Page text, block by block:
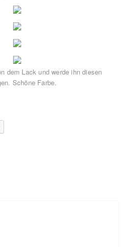
dem Lack und werde ihn diesen
Schöne Farbe.